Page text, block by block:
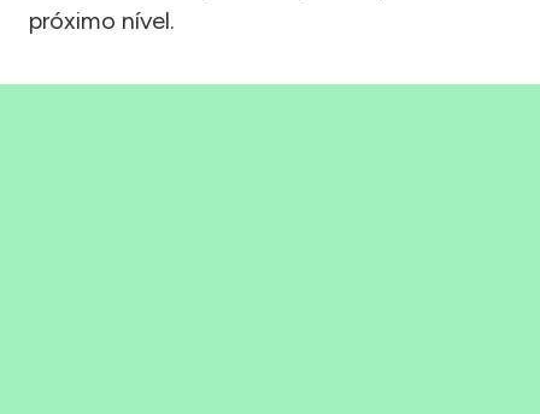
próximo nível.